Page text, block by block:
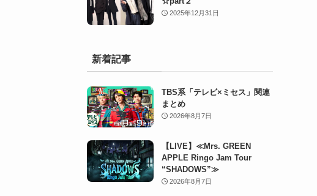
2025年12月31日
新着記事
TBS系「テレビ×ミセス」関連
まとめ
2026年8月7日
【LIVE】≪Mrs. GREEN
APPLE Ringo Jam Tour
“SHADOWS”≫
2026年8月7日